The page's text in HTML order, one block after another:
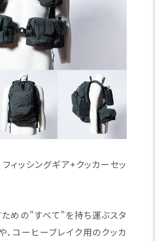
フィッシングギア+クッカーセッ
めの"すべて"を持ち運ぶスタ
、コーヒーブレイク用のクッカ